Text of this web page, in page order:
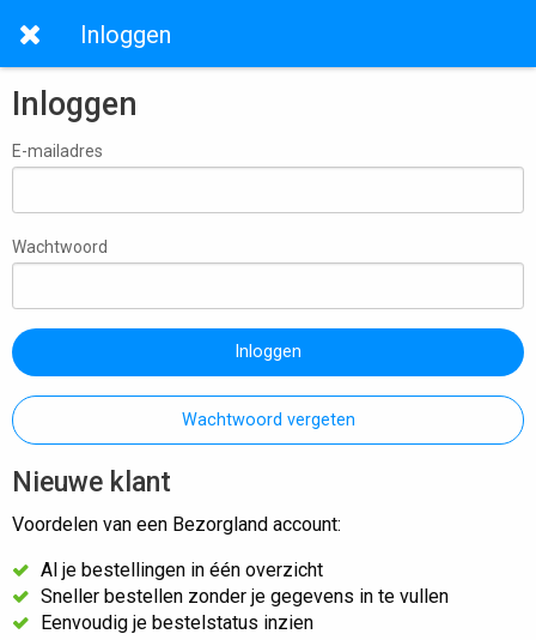
Inloggen
Inloggen
E-mailadres
Wachtwoord
Inloggen
Wachtwoord vergeten
Nieuwe klant
Voordelen van een Bezorgland account:
Al je bestellingen in één overzicht
Sneller bestellen zonder je gegevens in te vullen
Eenvoudig je bestelstatus inzien